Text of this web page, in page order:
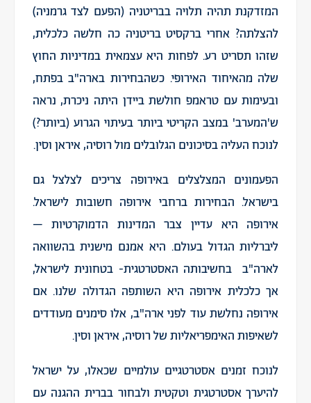
המזדקנת תהיה תלויה בבריטניה (הפעם לצד גרמניה)
להצלתה? אחרי ברקסיט בריטניה כה חלשה כלכלית,
שזהו תסריט רע. לפחות היא עצמאית במדיניות החוץ
שלה מהאיחוד האירופי. כשהבחירות בארה"ב בפתח,
ובעימות עם טראמפ חולשת ביידן היתה ניכרת, נראה
ש'המערב' במצב הקריטי ביותר בעיתוי הגרוע (ביותר?)
לנוכח העליה בסיכונים הגלובלים מול רוסיה, איראן וסין.
הפעמונים המצלצלים באירופה צריכים לצלצל גם
בישראל. הבחירות ברחבי אירופה חשובות לישראל.
אירופה היא עדיין צבר המדינות הדמוקרטיות –
ליברליות הגדול בעולם. היא אמנם מישנית בהשוואה
לארה"ב בחשיבותה האסטרטגית- בטחונית לישראל,
אך כלכלית אירופה היא השותפה הגדולה שלנו. אם
אירופה נחלשת עוד לפני ארה"ב, אלו סימנים מעודדים
לשאיפות האימפריאליות של רוסיה, איראן וסין.
לנוכח זמנים אסטרטגיים עולמיים שכאלו, על ישראל
להיערך אסטרטגית וטקטית ולבחור בברית ההגנה עם